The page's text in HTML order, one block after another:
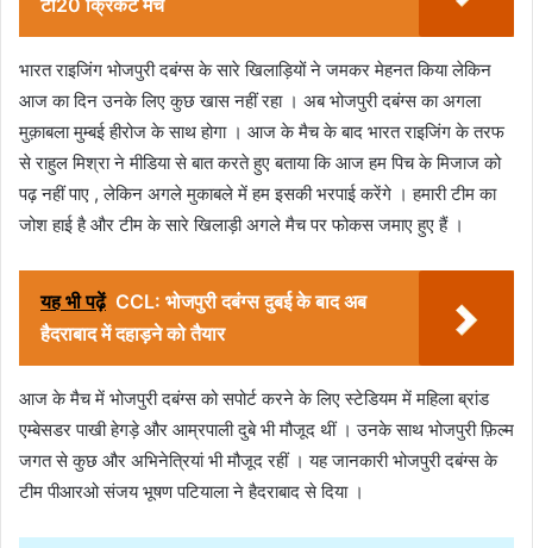
टी20 क्रिकेट मैच
भारत राइजिंग भोजपुरी दबंग्स के सारे खिलाड़ियों ने जमकर मेहनत किया लेकिन
आज का दिन उनके लिए कुछ खास नहीं रहा । अब भोजपुरी दबंग्स का अगला
मुक़ाबला मुम्बई हीरोज के साथ होगा । आज के मैच के बाद भारत राइजिंग के तरफ
से राहुल मिश्रा ने मीडिया से बात करते हुए बताया कि आज हम पिच के मिजाज को
पढ़ नहीं पाए , लेकिन अगले मुकाबले में हम इसकी भरपाई करेंगे । हमारी टीम का
जोश हाई है और टीम के सारे खिलाड़ी अगले मैच पर फोकस जमाए हुए हैं ।
यह भी पढ़ें CCL: भोजपुरी दबंग्स दुबई के बाद अब
हैदराबाद में दहाड़ने को तैयार
आज के मैच में भोजपुरी दबंग्स को सपोर्ट करने के लिए स्टेडियम में महिला ब्रांड
एम्बेसडर पाखी हेगड़े और आम्रपाली दुबे भी मौजूद थीं । उनके साथ भोजपुरी फ़िल्म
जगत से कुछ और अभिनेत्रियां भी मौजूद रहीं । यह जानकारी भोजपुरी दबंग्स के
टीम पीआरओ संजय भूषण पटियाला ने हैदराबाद से दिया ।